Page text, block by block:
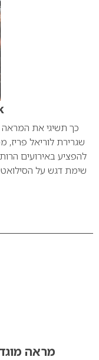
כך תשיגי את המראה
שגרירת לוריאל פריז,
להפציע באירועים
שימת דגש על
מראה